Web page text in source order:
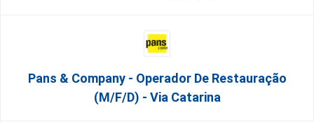
Pans & Company - Operador De Restauração
(m/f/d) - Via Catarina